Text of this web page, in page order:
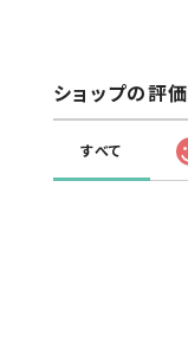
ショップの評価
すべて